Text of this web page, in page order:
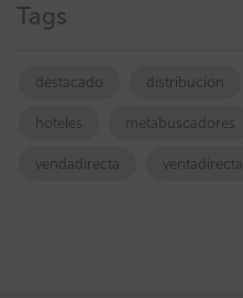
Tags
destacado distribucion
hoteles metabuscadores
vendadirecta ventadirecta